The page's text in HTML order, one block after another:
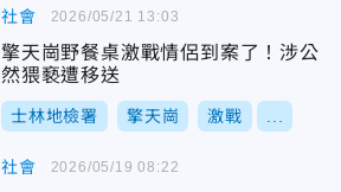
社會
擎天崗野餐桌激戰情侶到案了！涉公
然猥褻遭移送
士林地檢署 擎天崗 激戰
2026/05/21 13:03
社會 2026/05/19 08:22